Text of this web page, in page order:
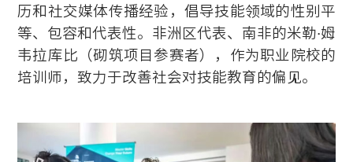
历和社交媒体传播经验，倡导技能领域的性别平
等、包容和代表性。非洲区代表、南非的米勒·姆
韦拉库比（砌筑项目参赛者），作为职业院校的
培训师，致力于改善社会对技能教育的偏见。